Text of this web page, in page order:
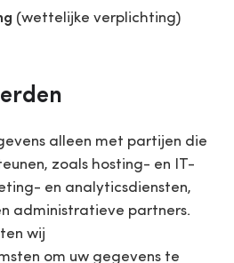
(wettelijke verplichting)
alleen met partijen die
zoals hosting- en IT-
en analyticsdiensten,
administratieve partners.
wij
om uw gegevens te